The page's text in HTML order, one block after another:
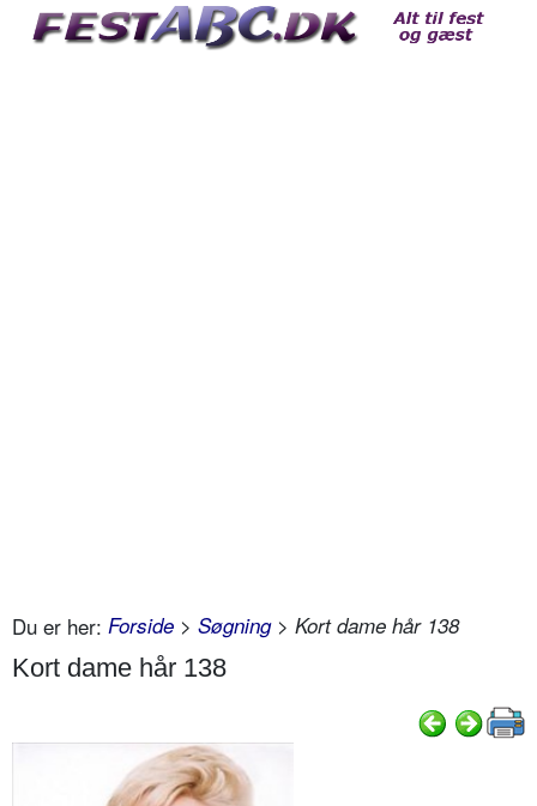
Du er her: Forside > Søgning> Kort dame hår 138
Kort dame hår 138